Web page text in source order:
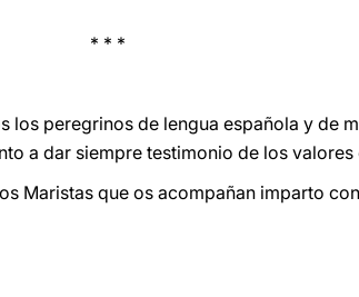
* * *
los peregrinos de lengua española y de
a dar siempre testimonio de los
Maristas que os acompañan imparto